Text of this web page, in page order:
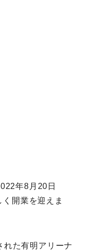
年8 月 20 日
開業を迎えま
れた有明アリーナ